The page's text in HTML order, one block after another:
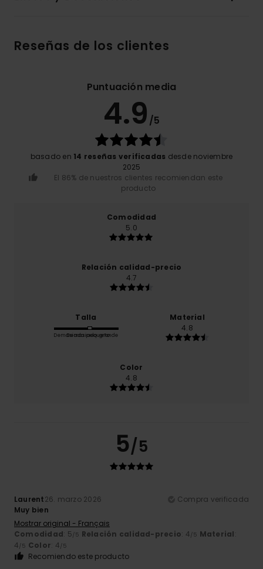
Reseñas de los clientes
Puntuación media
4.9 /5
basado en 14 reseñas verificadas desde noviembre
2025
El 86% de nuestros clientes recomiendan este
producto
Comodidad
5.0
Relación calidad-precio
4.7
Talla
Demasiado pequeño
Demasiado grande
Material
4.8
Color
4.8
5/5
Laurent26. marzo 2026
Compra verificada
Muy bien
Mostrar original - Français
Comodidad: 5/5 Relación calidad-precio: 4/5 Material:
4/5 Color: 4/5
Recomiendo este producto